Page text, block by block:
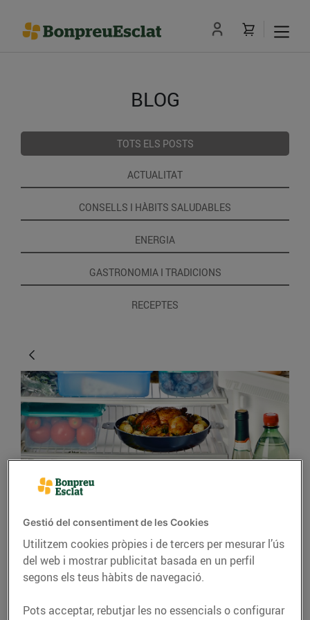
BLOG
TOTS ELS POSTS
ACTUALITAT
CONSELLS I HÀBITS SALUDABLES
ENERGIA
GASTRONOMIA I TRADICIONS
RECEPTES
Consells per organitzar
la nevera
26/d’abril/2019
Gestió del consentiment de les Cookies
Utilitzem cookies pròpies i de tercers per mesurar l’ús
del web i mostrar publicitat basada en un perfil
segons els teus hàbits de navegació.
Pots acceptar, rebutjar les no essencials o configurar